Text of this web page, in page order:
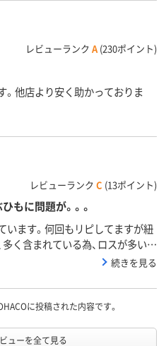
レビューランク A (230ポイント)
。他店より安く助かっておりま
レビューランク C (13ポイント)
もに問題が。。。
います。何回もリピしてますが紐
く含まれている為、ロスが多いの
アスクルに連絡し、返品交換して
続きを見る
に投稿された内容です。
ューを全て見る